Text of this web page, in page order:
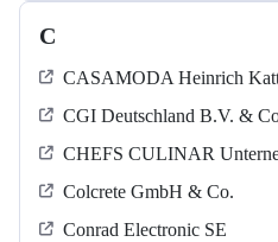
C
CASAMODA Heinrich
CGI Deutschland B.V. &
CHEFS CULINAR
Colcrete GmbH & Co.
Conrad Electronic SE